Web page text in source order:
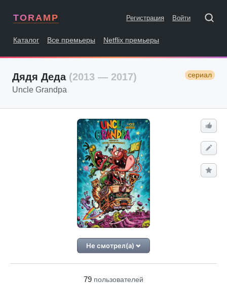
TORAMP Регистрация Войти
Каталог Все премьеры Netflix премьеры
Дядя Деда (2013 — 2017) сериал
Uncle Grandpa
Не смотрел(а)
79 пользователей